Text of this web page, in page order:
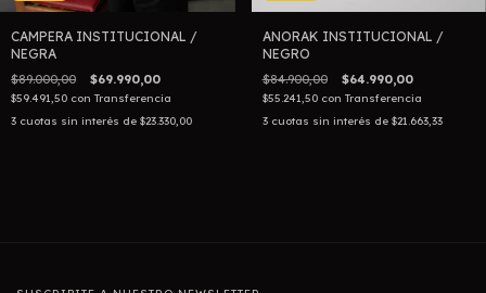
CAMPERA INSTITUCIONAL /
NEGRA
$89.000,00 $69.990,00
$59.491,50 con Transferencia
3 cuotas sin interés de $23.330,00
ANORAK INSTITUCIONAL /
NEGRO
$84.900,00 $64.990,00
$55.241,50 con Transferencia
3 cuotas sin interés de $21.663,33